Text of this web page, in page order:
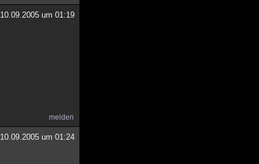
10.09.2005 um 01:19
melden
10.09.2005 um 01:24